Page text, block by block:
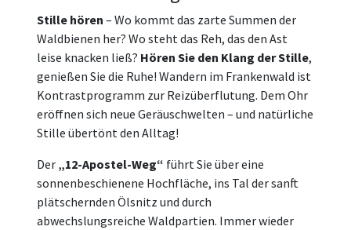
Stille hören – Wo kommt das zarte Summen der
Waldbienen her? Wo steht das Reh, das den Ast
leise knacken ließ? Hören Sie den Klang der Stille,
genießen Sie die Ruhe! Wandern im Frankenwald ist
Kontrastprogramm zur Reizüberflutung. Dem Ohr
eröffnen sich neue Geräuschwelten – und natürliche
Stille übertönt den Alltag!
Der „12-Apostel-Weg“ führt Sie über eine
sonnenbeschienene Hochfläche, ins Tal der sanft
plätschernden Ölsnitz und durch
abwechslungsreiche Waldpartien. Immer wieder